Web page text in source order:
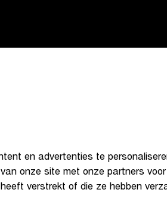
en advertenties te
onze site met onze partners
verstrekt of die ze hebben